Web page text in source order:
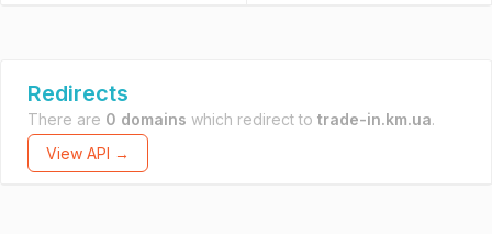
Redirects
There are 0 domains which redirect to trade-in.km.ua.
View API →